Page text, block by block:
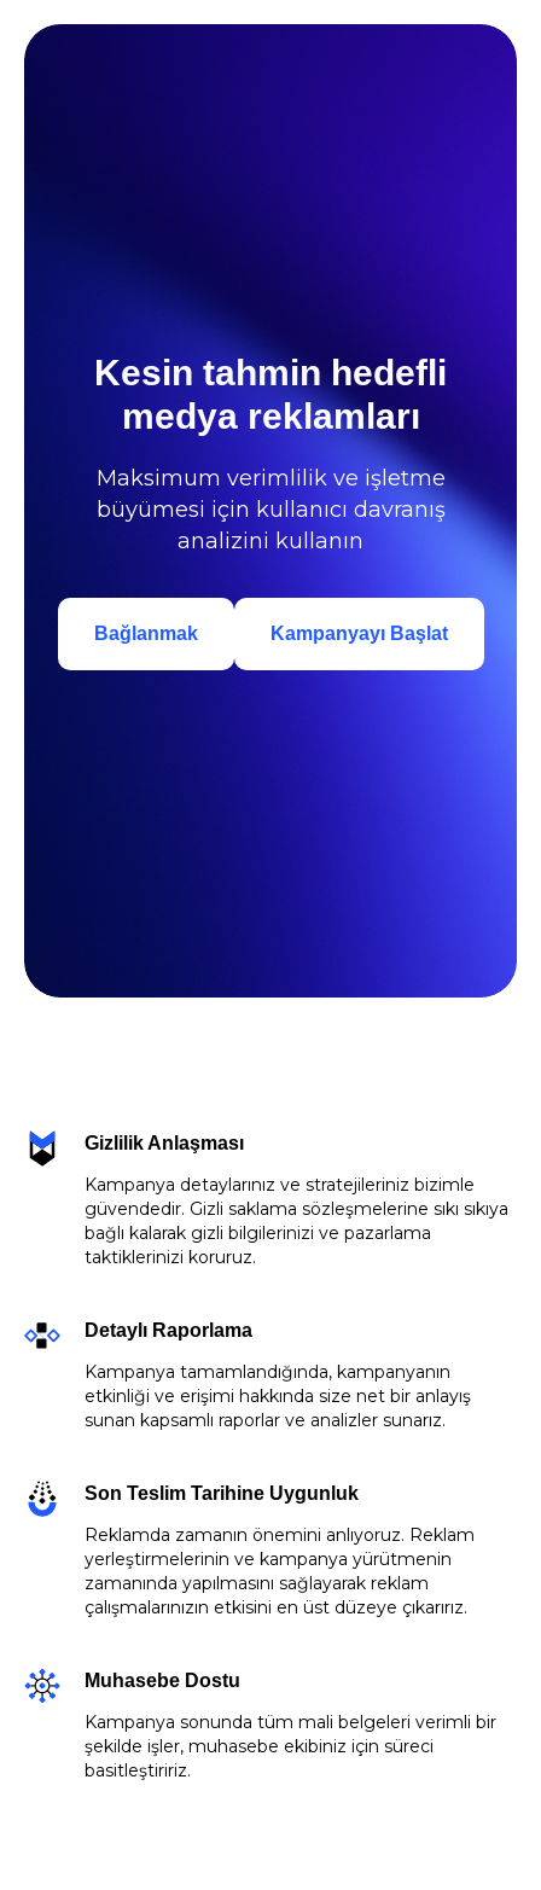
Kesin tahmin hedefli
medya reklamları
Maksimum verimlilik ve işletme
büyümesi için kullanıcı davranış
analizini kullanın
Bağlanmak Kampanyayı Başlat
Gizlilik Anlaşması
Kampanya detaylarınız ve stratejileriniz bizimle
güvendedir. Gizli saklama sözleşmelerine sıkı sıkıya
bağlı kalarak gizli bilgilerinizi ve pazarlama
taktiklerinizi koruruz.
Detaylı Raporlama
Kampanya tamamlandığında, kampanyanın
etkinliği ve erişimi hakkında size net bir anlayış
sunan kapsamlı raporlar ve analizler sunarız.
Son Teslim Tarihine Uygunluk
Reklamda zamanın önemini anlıyoruz. Reklam
yerleştirmelerinin ve kampanya yürütmenin
zamanında yapılmasını sağlayarak reklam
çalışmalarınızın etkisini en üst düzeye çıkarırız.
Muhasebe Dostu
Kampanya sonunda tüm mali belgeleri verimli bir
şekilde işler, muhasebe ekibiniz için süreci
basitleştiririz.